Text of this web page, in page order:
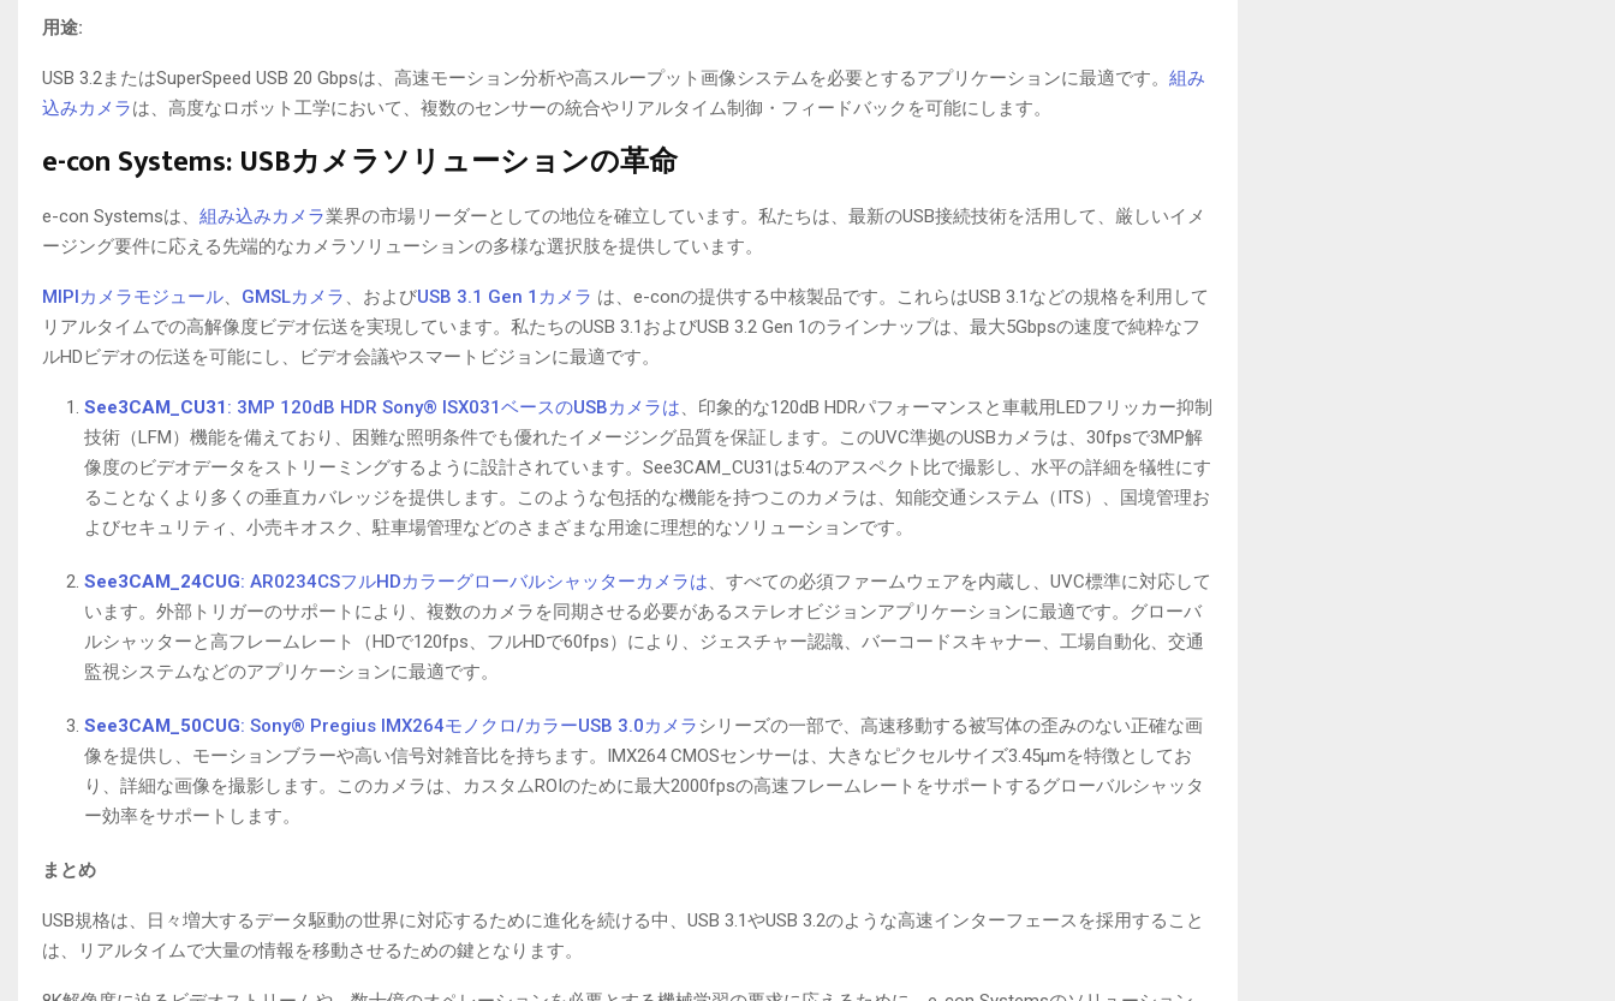
用途:
USB 3.2またはSuperSpeed USB 20 Gbpsは、高速モーション分析や高スループット画像システムを必要とするアプリケーションに最適です。 組み
込みカメラは、高度なロボット工学において、複数のセンサーの統合やリアルタイム制御・フィードバックを可能にします。
e-con Systems: USBカメラソリューションの革命
e-con Systemsは、 組み込みカメラ業界の市場リーダーとしての地位を確立しています。私たちは、最新のUSB接続技術を活用して、厳しいイメ
ージング要件に応える先端的なカメラソリューションの多様な選択肢を提供しています。
MIPIカメラモジュール、 GMSLカメラ 、およびUSB 3.1 Gen 1カメラ は、e-conの提供する中核製品です。これらはUSB 3.1などの規格を利用して
リアルタイムでの高解像度ビデオ伝送を実現しています。私たちのUSB 3.1およびUSB 3.2 Gen 1のラインナップは、最大5Gbpsの速度で純粋なフ
ルHDビデオの伝送を可能にし、ビデオ会議やスマートビジョンに最適です。
See3CAM_CU31 : 3MP 120dB HDR Sony® ISX031ベースのUSBカメラは、印象的な120dB HDRパフォーマンスと車載用LEDフリッカー抑制
技術（LFM）機能を備えており、困難な照明条件でも優れたイメージング品質を保証します。このUVC準拠のUSBカメラは、30fpsで3MP解
像度のビデオデータをストリーミングするように設計されています。See3CAM_CU31は5:4のアスペクト比で撮影し、水平の詳細を犠牲にす
ることなくより多くの垂直カバレッジを提供します。このような包括的な機能を持つこのカメラは、知能交通システム（ITS）、国境管理お
よびセキュリティ、小売キオスク、駐車場管理などのさまざまな用途に理想的なソリューションです。
See3CAM_24CUG: AR0234CSフルHDカラーグローバルシャッターカメラは、すべての必須ファームウェアを内蔵し、UVC標準に対応して
います。外部トリガーのサポートにより、複数のカメラを同期させる必要があるステレオビジョンアプリケーションに最適です。グローバ
ルシャッターと高フレームレート（HDで120fps、フルHDで60fps）により、ジェスチャー認識、バーコードスキャナー、工場自動化、交通
監視システムなどのアプリケーションに最適です。
See3CAM_50CUG: Sony® Pregius IMX264モノクロ/カラーUSB 3.0カメラシリーズの一部で、高速移動する被写体の歪みのない正確な画
像を提供し、モーションブラーや高い信号対雑音比を持ちます。IMX264 CMOSセンサーは、大きなピクセルサイズ3.45µmを特徴としてお
り、詳細な画像を撮影します。このカメラは、カスタムROIのために最大2000fpsの高速フレームレートをサポートするグローバルシャッタ
ー効率をサポートします。
まとめ
USB規格は、日々増大するデータ駆動の世界に対応するために進化を続ける中、USB 3.1やUSB 3.2のような高速インターフェースを採用すること
は、リアルタイムで大量の情報を移動させるための鍵となります。